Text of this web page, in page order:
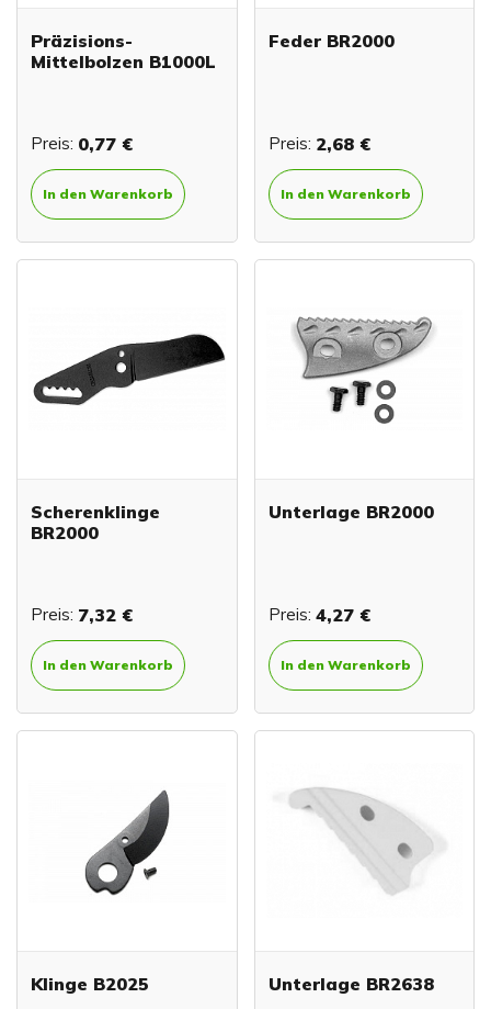
Präzisions-
Mittelbolzen B1000L
Preis: 0,77 €
In den Warenkorb
Feder BR2000
Preis: 2,68 €
In den Warenkorb
Scherenklinge
BR2000
Preis: 7,32 €
In den Warenkorb
Unterlage BR2000
Preis: 4,27 €
In den Warenkorb
Klinge B2025 Unterlage BR2638